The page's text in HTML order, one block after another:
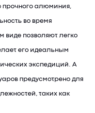
прочного алюминия,
во время
позволяют легко
его идеальным
экспедиций. А
предусмотрено для
таких как